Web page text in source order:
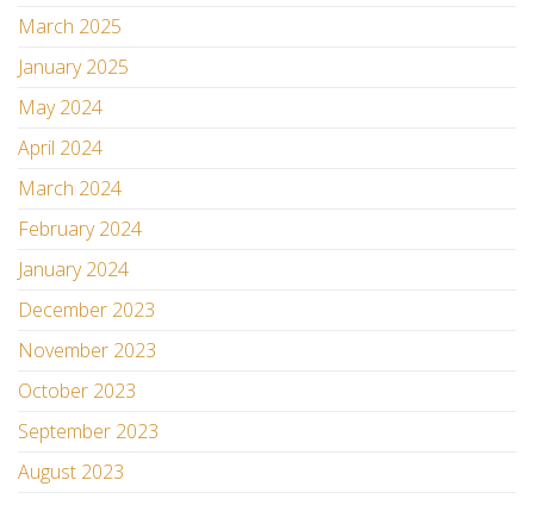
March 2025
January 2025
May 2024
April 2024
March 2024
February 2024
January 2024
December 2023
November 2023
October 2023
September 2023
August 2023